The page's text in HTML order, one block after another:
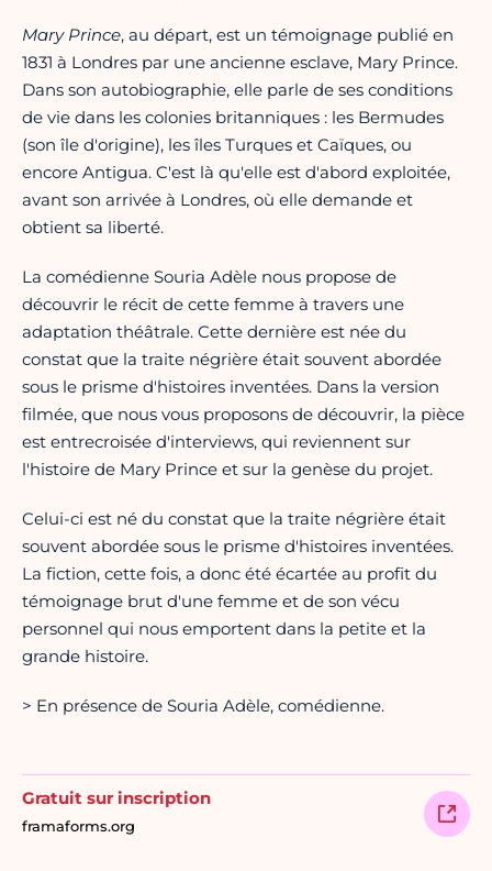
Mary Prince, au départ, est un témoignage publié en
1831 à Londres par une ancienne esclave, Mary Prince.
Dans son autobiographie, elle parle de ses conditions
de vie dans les colonies britanniques : les Bermudes
(son île d'origine), les îles Turques et Caïques, ou
encore Antigua. C'est là qu'elle est d'abord exploitée,
avant son arrivée à Londres, où elle demande et
obtient sa liberté.
La comédienne Souria Adèle nous propose de
découvrir le récit de cette femme à travers une
adaptation théâtrale. Cette dernière est née du
constat que la traite négrière était souvent abordée
sous le prisme d'histoires inventées. Dans la version
filmée, que nous vous proposons de découvrir, la pièce
est entrecroisée d'interviews, qui reviennent sur
l'histoire de Mary Prince et sur la genèse du projet.
Celui-ci est né du constat que la traite négrière était
souvent abordée sous le prisme d'histoires inventées.
La fiction, cette fois, a donc été écartée au profit du
témoignage brut d'une femme et de son vécu
personnel qui nous emportent dans la petite et la
grande histoire.
> En présence de Souria Adèle, comédienne.
Gratuit sur inscription
framaforms.org